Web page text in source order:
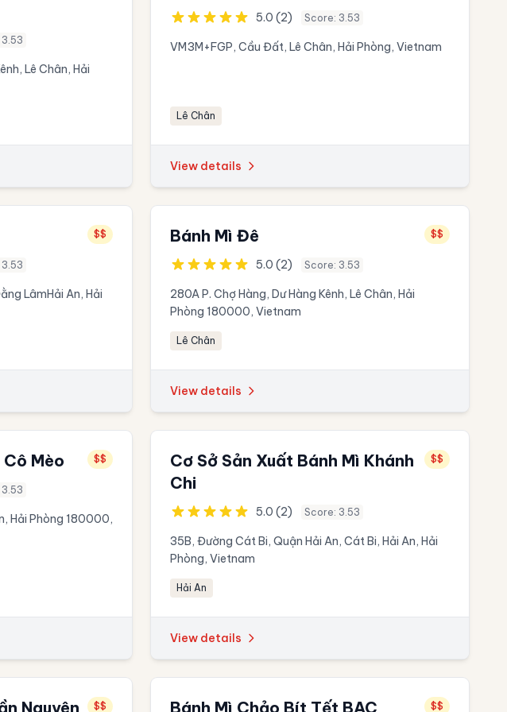
Lê Chân, Hải
5.0 (2) Score: 3.53
VM3M+FGP, Cầu Đất, Lê Chân, Hải Phòng, Vietnam
Lê Chân
View details
$$
LâmHải An, Hải
Bánh Mì Đê $$
5.0 (2) Score: 3.53
280A P. Chợ Hàng, Dư Hàng Kênh, Lê Chân, Hải
Phòng 180000, Vietnam
Lê Chân
View details
Mèo $$
Hải Phòng 180000,
Cơ Sở Sản Xuất Bánh Mì Khánh
Chi
$$
5.0 (2) Score: 3.53
35B, Đường Cát Bi, Quận Hải An, Cát Bi, Hải An, Hải
Phòng, Vietnam
Hải An
View details
Nguyên
$$
Bánh Mì Chảo Bít Tết BAC
$$